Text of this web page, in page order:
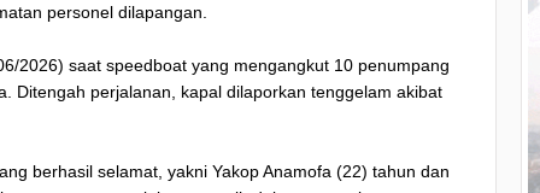
personel dilapangan.
2026) saat speedboat yang mengangkut 10 penumpang
Ditengah perjalanan, kapal dilaporkan tenggelam akibat
berhasil selamat, yakni Yakop Anamofa (22) tahun dan